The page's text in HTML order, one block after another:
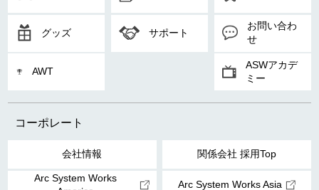
グッズ サポート
お問い合わ
せ
AWT
ASWアカデ
ミー
コーポレート
会社情報 関係会社 採用Top
Arc System Works
Arc System Works Asia